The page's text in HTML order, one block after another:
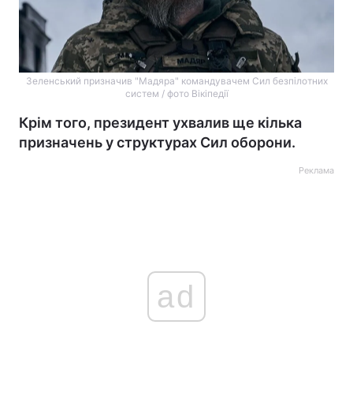
Зеленський призначив "Мадяра" командувачем Сил безпілотних
систем / фото Вікіпедії
Крім того, президент ухвалив ще кілька
призначень у структурах Сил оборони.
Реклама
ad